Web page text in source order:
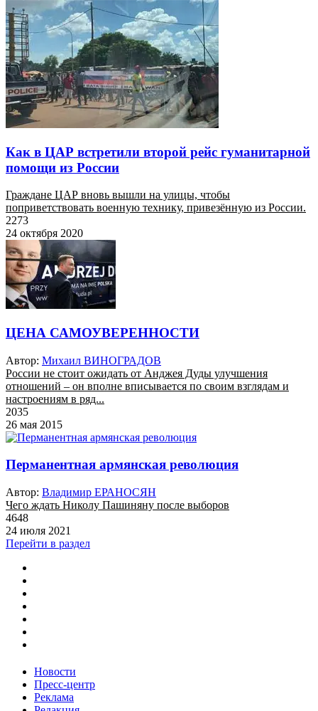
Как в ЦАР встретили второй рейс гуманитарной
помощи из России
Граждане ЦАР вновь вышли на улицы, чтобы
поприветствовать военную технику, привезённую из России.
2273
24 октября 2020
ЦЕНА САМОУВЕРЕННОСТИ
Автор: Михаил ВИНОГРАДОВ
России не стоит ожидать от Анджея Дуды улучшения
отношений – он вполне вписывается по своим взглядам и
настроениям в ряд...
2035
26 мая 2015
Перманентная армянская революция
Автор: Владимир ЕРАНОСЯН
Чего ждать Николу Пашиняну после выборов
4648
24 июля 2021
Перейти в раздел
Новости
Пресс-центр
Реклама